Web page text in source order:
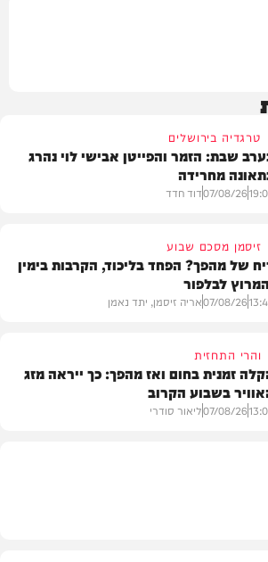
טרגדיה בירושלים
שבת: הזמר והפייטן אבישי לוי נהרג
מחרידה
07/08/26דוד חדד
זיסמן מסכם שבוע
של מהפך? הפחד בליכוד, הקרבות בימין
לבלפור
07/08/26אריה זיסמן, יתד נאמן
והרי התחזית
זמנית בחום ואז מהפך: כך ייראה מזג
בשבוע הקרוב
07/08/26ליאור סודרי